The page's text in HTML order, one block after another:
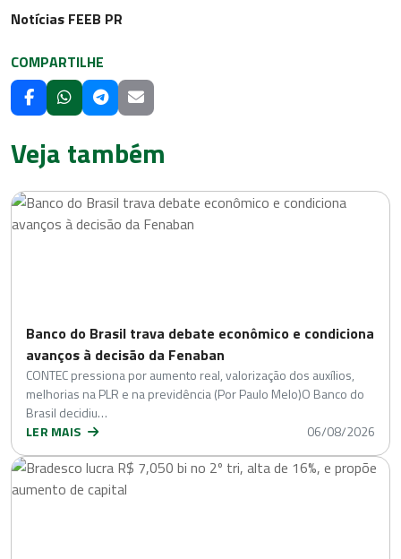
Notícias FEEB PR
COMPARTILHE
Veja também
Banco do Brasil trava debate econômico e condiciona
avanços à decisão da Fenaban
CONTEC pressiona por aumento real, valorização dos auxílios,
melhorias na PLR e na previdência (Por Paulo Melo)O Banco do
Brasil decidiu…
LER MAIS
06/08/2026